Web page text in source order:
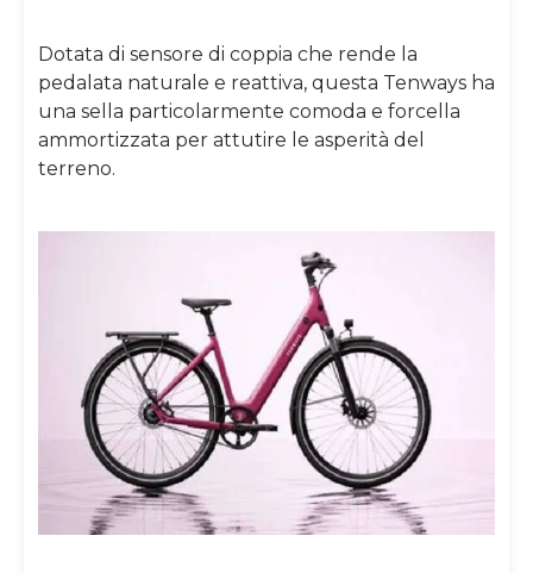
Dotata di sensore di coppia che rende la
pedalata naturale e reattiva, questa Tenways ha
una sella particolarmente comoda e forcella
ammortizzata per attutire le asperità del
terreno.